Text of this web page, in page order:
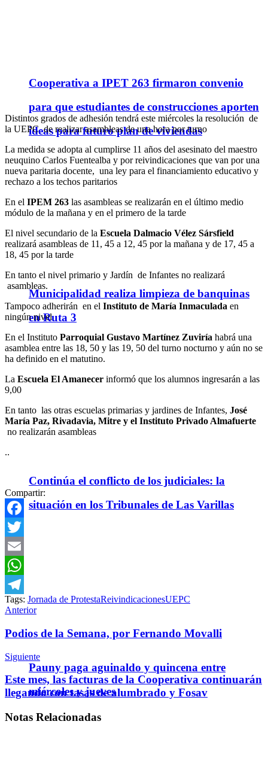
Cooperativa a IPET 263 firmaron convenio
para que estudiantes de construcciones aporten
ideas para futuro plan de viviendas
Municipalidad realiza limpieza de banquinas
en Ruta 3
Continúa el conflicto de los judiciales: la
situación en los Tribunales de Las Varillas
Pauny paga aguinaldo y quincena entre
miércoles y jueves
Distintos grados de adhesión tendrá este miércoles la resolución de
la UEPC de realizar asambleas de una hora por turno
La medida se adopta al cumplirse 11 años del asesinato del maestro
neuquino Carlos Fuentealba y por reivindicaciones que van por una
nueva paritaria docente, una ley para el financiamiento educativo y
rechazo a los techos paritarios
En el IPEM 263 las asambleas se realizarán en el último medio
módulo de la mañana y en el primero de la tarde
El nivel secundario de la Escuela Dalmacio Vélez Sársfield
realizará asambleas de 11, 45 a 12, 45 por la mañana y de 17, 45 a
18, 45 por la tarde
En tanto el nivel primario y Jardín de Infantes no realizará
asambleas.
Tampoco adherirán en el Instituto de María Inmaculada en
ningún nivel
En el Instituto Parroquial Gustavo Martínez Zuviría habrá una
asamblea entre las 18, 50 y las 19, 50 del turno nocturno y aún no se
ha definido en el matutino.
La Escuela El Amanecer informó que los alumnos ingresarán a las
9,00
En tanto las otras escuelas primarias y jardines de Infantes, José
María Paz, Rivadavia, Mitre y el Instituto Privado Almafuerte
no realizarán asambleas
..
Compartir:
Facebook
Twitter
Email
WhatsApp
Telegram
Tags: Jornada de ProtestaReivindicacionesUEPC
Anterior
Podios de la Semana, por Fernando Movalli
Siguiente
Este mes, las facturas de la Cooperativa continuarán
llegando con tasas de alumbrado y Fosav
Notas Relacionadas